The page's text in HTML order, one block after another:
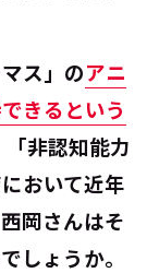
ス」のアニ
きるという
非認知能力
おいて近年
岡さんはそ
しょうか。